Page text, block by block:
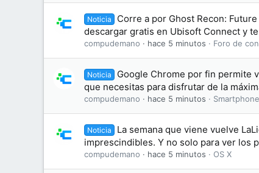
Noticia
Corre a por Ghost Recon:
descargar gratis en Ubisoft Connect y
compudemano hace 5 minutos Foro de
Noticia
Google Chrome por fin permite
que necesitas para disfrutar de la
compudemano hace 5 minutos
Noticia
La semana que viene vuelve
imprescindibles. Y no solo para ver los
compudemano hace 5 minutos OS X